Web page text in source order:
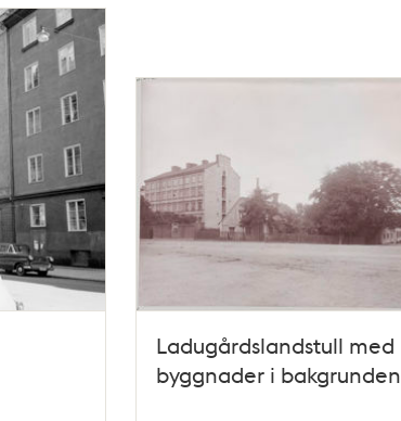
Ladugårdslandstull med
byggnader i bakgrunden